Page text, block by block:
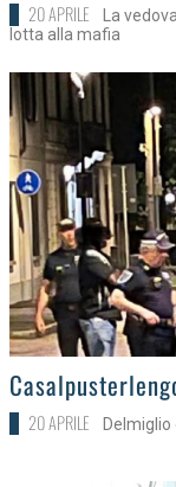
20 APRILE
La
lotta alla mafia
>
20 APRILE